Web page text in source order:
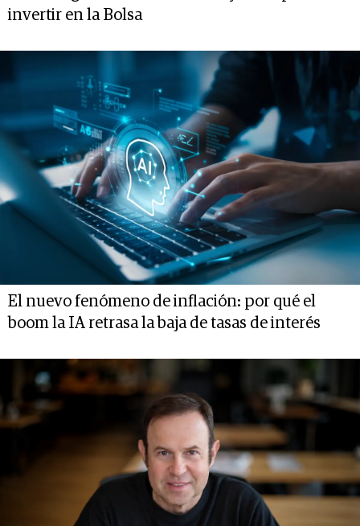
invertir en la Bolsa
El nuevo fenómeno de inflación: por qué el
boom la IA retrasa la baja de tasas de interés